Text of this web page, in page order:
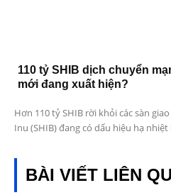
110 tỷ SHIB dịch chuyển
mới đang xuất hiện?
Hơn 110 tỷ SHIB rời khỏi các sàn
Inu (SHIB) đang có dấu hiệu hạ nhiệt
BÀI VIẾT LIÊN